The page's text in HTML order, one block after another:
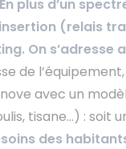
En plus d’un
(relais
On
de
avec un
tisane…) : soit
des